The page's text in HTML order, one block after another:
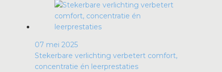
07 mei 2025
Stekerbare verlichting verbetert comfort,
concentratie én leerprestaties